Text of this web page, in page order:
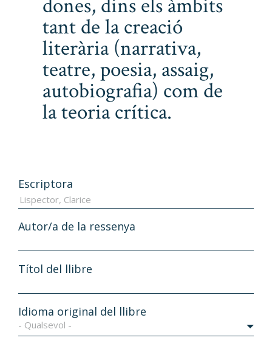
dones, dins els àmbits
tant de la creació
literària (narrativa,
teatre, poesia, assaig,
autobiografia) com de
la teoria crítica.
Escriptora
Autor/a de la ressenya
Títol del llibre
Idioma original del llibre
- Qualsevol -